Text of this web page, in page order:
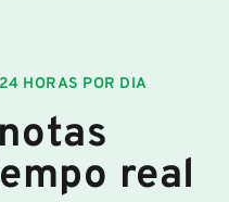
HORAS POR DIA
real